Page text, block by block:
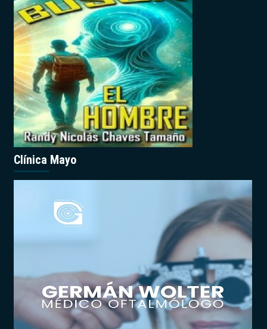
Clínica Mayo